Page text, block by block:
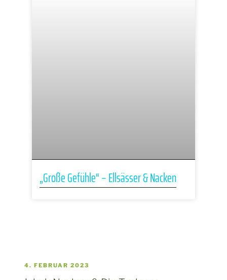
„Große Gefühle“ – Ellsässer & Nacken
4. FEBRUAR 2023